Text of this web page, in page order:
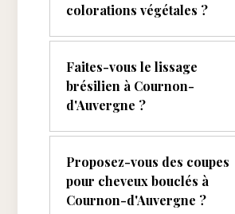
colorations végétales ?
Faites-vous le lissage
brésilien à Cournon-
d'Auvergne ?
Proposez-vous des coupes
pour cheveux bouclés à
Cournon-d'Auvergne ?